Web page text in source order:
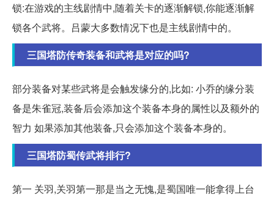
锁:在游戏的主线剧情中,随着关卡的逐渐解锁,你能逐渐解
锁各个武将。吕蒙大多数情况下也是主线剧情中的。
三国塔防传奇装备和武将是对应的吗?
部分装备对某些武将是会触发缘分的,比如: 小乔的缘分装
备是朱雀冠,装备后会添加这个装备本身的属性以及额外的
智力 如果添加其他装备,只会添加这个装备本身的。
三国塔防蜀传武将排行?
第一 关羽,关羽第一那是当之无愧,是蜀国唯一能拿得上台